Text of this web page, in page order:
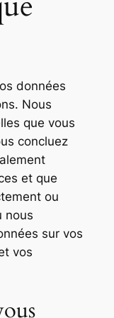
données
Nous
que vous
concluez
et que
ou
nous
sur vos
vos